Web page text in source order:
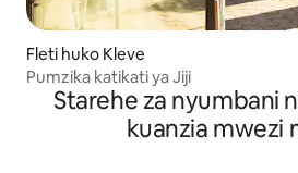
Fleti huko Kleve
Pumzika katikati ya Jiji
Starehe za nyumbani
kuanzia mwezi